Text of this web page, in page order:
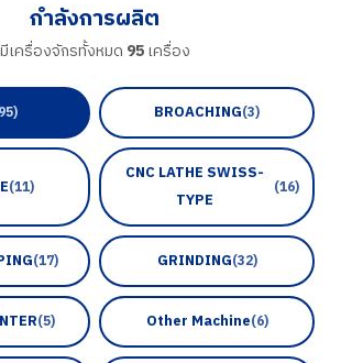
กำลังการผลิต
มีเครื่องจักรทั้งหมด 95เครื่อง
BROACHING(3)
(11)
CNC LATHE SWISS-
TYPE
(16)
(17) GRINDING(32)
(5) Other Machine(6)